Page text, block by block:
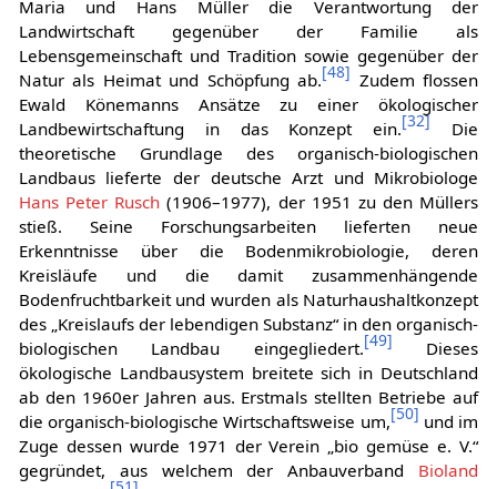
Maria und Hans Müller die Verantwortung der
Landwirtschaft gegenüber der Familie als
Lebensgemeinschaft und Tradition sowie gegenüber der
Natur als Heimat und Schöpfung ab.[48] Zudem flossen
Ewald Könemanns Ansätze zu einer ökologischer
Landbewirtschaftung in das Konzept ein.[32] Die
theoretische Grundlage des organisch-biologischen
Landbaus lieferte der deutsche Arzt und Mikrobiologe
Hans Peter Rusch (1906–1977), der 1951 zu den Müllers
stieß. Seine Forschungsarbeiten lieferten neue
Erkenntnisse über die Bodenmikrobiologie, deren
Kreisläufe und die damit zusammenhängende
Bodenfruchtbarkeit und wurden als Naturhaushaltkonzept
des „Kreislaufs der lebendigen Substanz“ in den organisch-
biologischen Landbau eingegliedert.[49] Dieses
ökologische Landbausystem breitete sich in Deutschland
ab den 1960er Jahren aus. Erstmals stellten Betriebe auf
die organisch-biologische Wirtschaftsweise um,[50] und im
Zuge dessen wurde 1971 der Verein „bio gemüse e. V.“
gegründet, aus welchem der Anbauverband Bioland